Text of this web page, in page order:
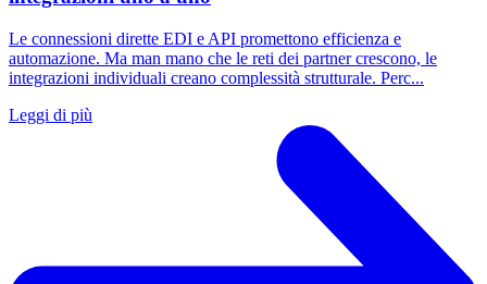
Le connessioni dirette EDI e API promettono efficienza e
automazione. Ma man mano che le reti dei partner crescono, le
integrazioni individuali creano complessità strutturale. Perc...
Leggi di più